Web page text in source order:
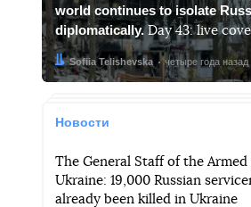
world continues to isolate
diplomatically. Day 43: live
Автор:
Sofiia Telishevska
Дата: четыре года назад
Новости
The General Staff of the Armed
Ukraine: 19,000 Russian
already been killed in Ukraine